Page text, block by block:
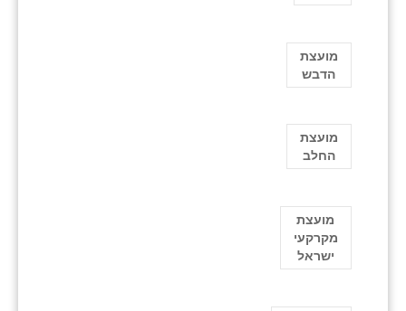
מועצת
הדבש
מועצת
החלב
מועצת
מקרקעי
ישראל